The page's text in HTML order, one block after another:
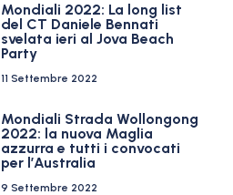
Mondiali 2022: La long list
del CT Daniele Bennati
svelata ieri al Jova Beach
Party
11 Settembre 2022
Mondiali Strada Wollongong
2022: la nuova Maglia
azzurra e tutti i convocati
per l’Australia
9 Settembre 2022